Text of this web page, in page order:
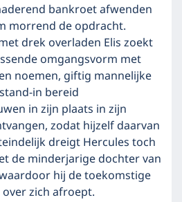
bankroet afwenden
morrend de opdracht.
drek overladen Elis zoekt
omgangsvorm met
noemen, giftig mannelijke
in bereid
in zijn plaats in zijn
zodat hijzelf daarvan
dreigt Hercules toch
de minderjarige dochter van
hij de toekomstige
zich afroept.